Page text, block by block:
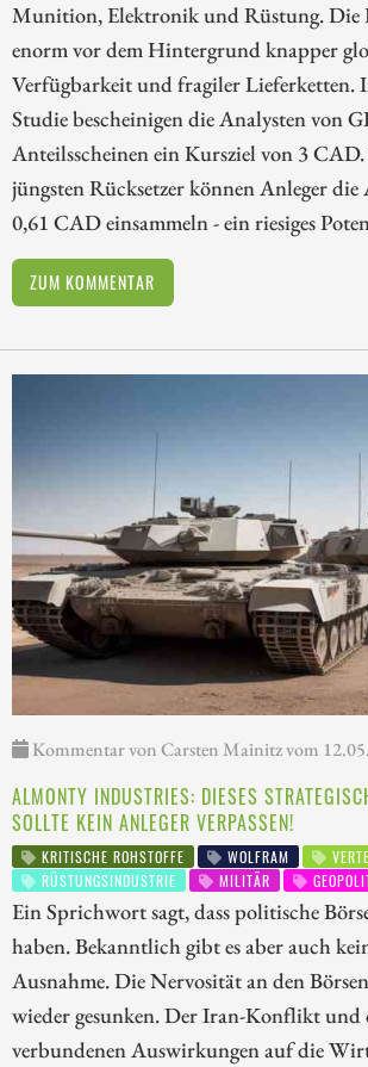
Munition, Elektronik und Rüstung. Die
enorm vor dem Hintergrund knapper
Verfügbarkeit und fragiler Lieferketten.
Studie bescheinigen die Analysten von
Anteilsscheinen ein Kursziel von 3
jüngsten Rücksetzer können Anleger
0,61 CAD einsammeln - ein riesiges
ZUM KOMMENTAR
Kommentar von Carsten Mainitz vom
ALMONTY INDUSTRIES: DIESES
SOLLTE KEIN ANLEGER VERPASSEN!
KRITISCHE ROHSTOFFE WOLFRAM
RÜSTUNGSINDUSTRIE
MILITÄR
Ein Sprichwort sagt, dass politische
haben. Bekanntlich gibt es aber auch
Ausnahme. Die Nervosität an den
wieder gesunken. Der Iran-Konflikt und
verbundenen Auswirkungen auf die